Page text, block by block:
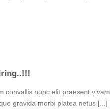
convallis nunc elit praesent
gravida morbi platea netus [...]